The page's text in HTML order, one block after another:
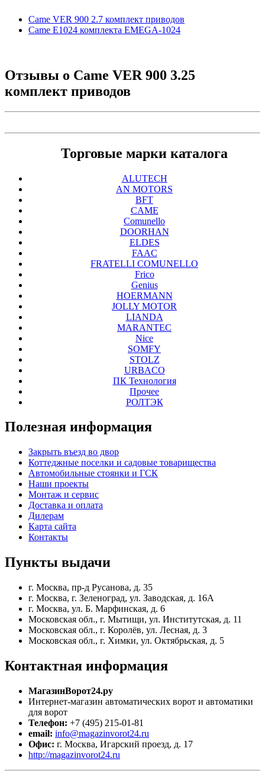
Came VER 900 2.7 комплект приводов
Came Е1024 комплекта EMEGA-1024
Отзывы о Came VER 900 3.25
комплект приводов
Торговые марки каталога
ALUTECH
AN MOTORS
BFT
CAME
Comunello
DOORHAN
ELDES
FAAC
FRATELLI COMUNELLO
Frico
Genius
HOERMANN
JOLLY MOTOR
LIANDA
MARANTEC
Nice
SOMFY
STOLZ
URBACO
ПК Технология
Прочее
РОЛТЭК
Полезная информация
Закрыть въезд во двор
Коттеджные поселки и садовые товарищества
Автомобильные стоянки и ГСК
Наши проекты
Монтаж и сервис
Доставка и оплата
Дилерам
Карта сайта
Контакты
Пункты выдачи
г. Москва, пр-д Русанова, д. 35
г. Москва, г. Зеленоград, ул. Заводская, д. 16А
г. Москва, ул. Б. Марфинская, д. 6
Московская обл., г. Мытищи, ул. Институтская, д. 11
Московская обл., г. Королёв, ул. Лесная, д. 3
Московская обл., г. Химки, ул. Октябрьская, д. 5
Контактная информация
МагазинВорот24.ру
Интернет-магазин автоматических ворот и автоматики
для ворот
Телефон: +7 (495) 215-01-81
email: info@magazinvorot24.ru
Офис: г. Москва, Игарский проезд, д. 17
http://magazinvorot24.ru